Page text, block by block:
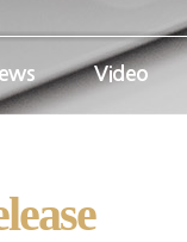
Video